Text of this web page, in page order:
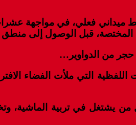
ميداني فعلي، في مواجهة
قبل الوصول إلى منطق
من الدواوير…
اللفظية التي ملأت الفضاء
يشتغل في تربية الماشية،